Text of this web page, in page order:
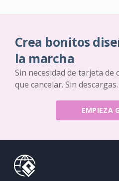
Crea bonitos
la marcha
Sin necesidad de tarjeta de
que cancelar. Sin
EMPIEZA